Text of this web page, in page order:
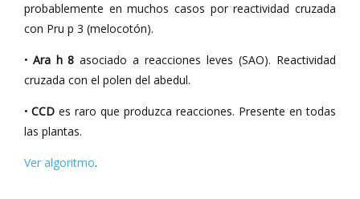
probablemente en muchos casos por reactividad cruzada
con Pru p 3 (melocotón).
• Ara h 8 asociado a reacciones leves (SAO). Reactividad
cruzada con el polen del abedul.
• CCD es raro que produzca reacciones. Presente en todas
las plantas.
Ver algoritmo.